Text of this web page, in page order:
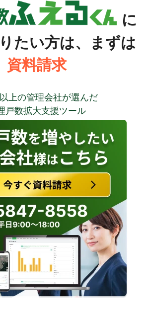
に
たい方は、まずは
資料請求
上の管理会社が選んだ
戸数拡大支援ツール